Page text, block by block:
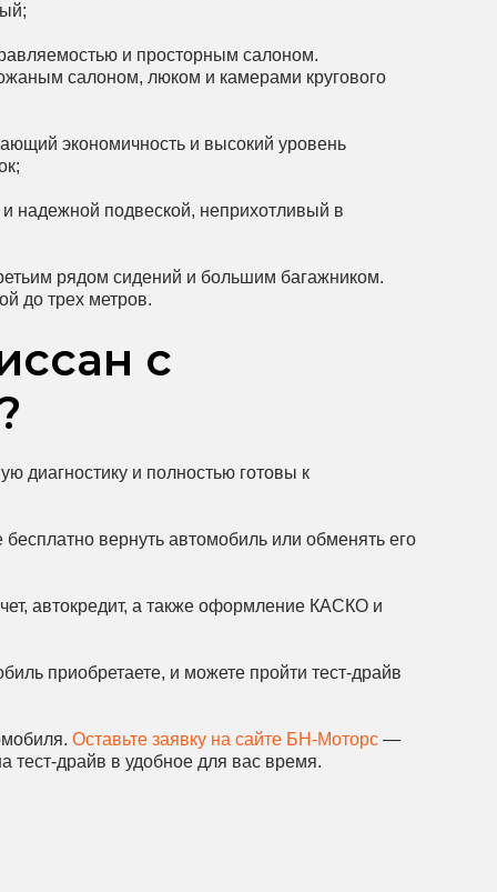
и просторным салоном.
салоном, люком и камерами кругового
экономичность и высокий уровень
надежной подвеской, неприхотливый в
рядом сидений и большим багажником.
до трех метров.
с
диагностику и полностью готовы к
вернуть автомобиль или обменять его
автокредит, а также оформление КАСКО и
приобретаете, и можете пройти тест-драйв
Оставьте заявку на сайте БН-Моторс —
тест-драйв в удобное для вас время.